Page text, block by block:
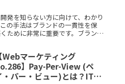
発を知らない方に向けて、わかり
の手法はブランドの一貫性を保
ために非常に重要です。ブランド
【Webマーケティング
】Pay-Per-View (ペ
・パー・ビュー)とは？IT用